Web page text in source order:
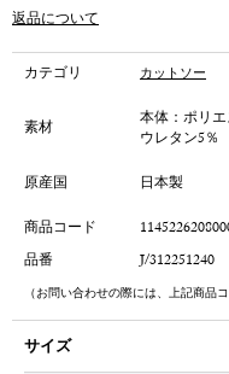
返品について
カテゴリ カットソー
素材
本体：ポリ
ウレタン5％
原産国
日本製
商品コード
品番
J/312251240
（お問い合わせの際には、上記商品
サイズ